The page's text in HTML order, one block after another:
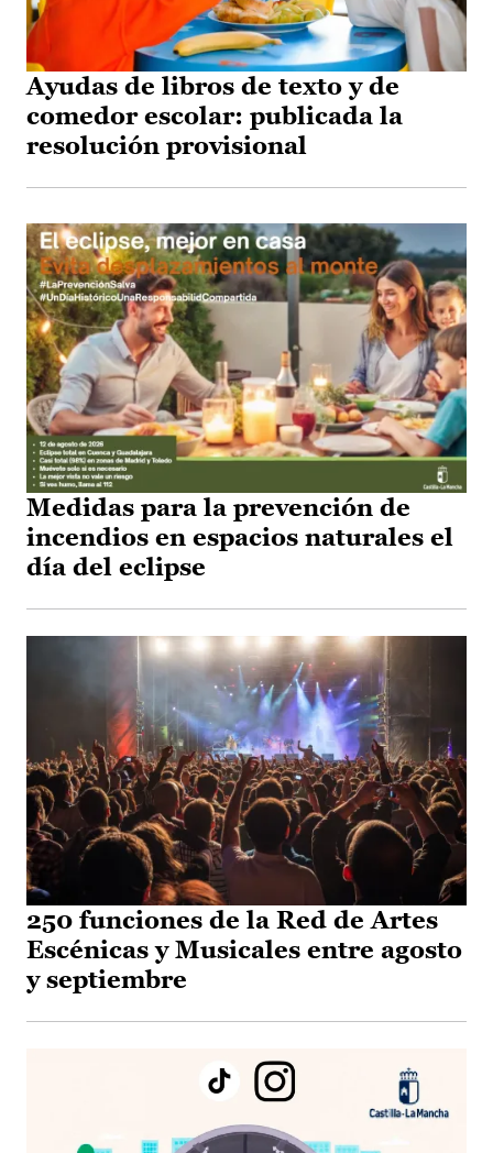
Ayudas de libros de texto y de
comedor escolar: publicada la
resolución provisional
Medidas para la prevención de
incendios en espacios naturales el
día del eclipse
250 funciones de la Red de Artes
Escénicas y Musicales entre agosto
y septiembre